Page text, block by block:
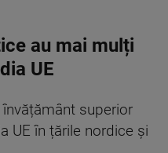
au mai mulți
UE
superior
UE în țările nordice și